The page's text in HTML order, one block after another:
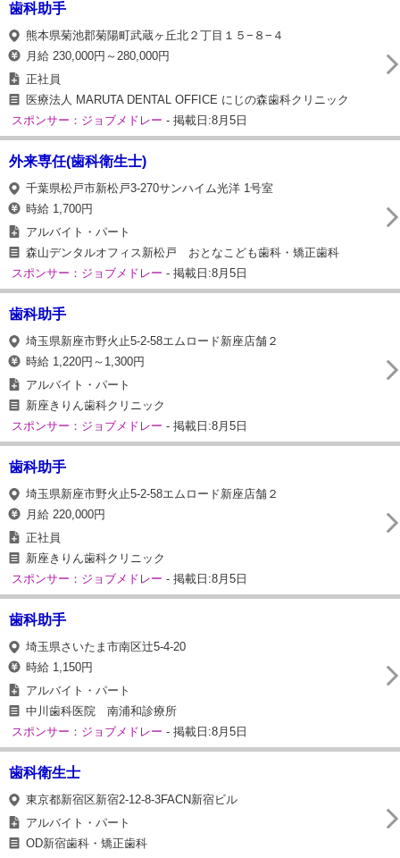
歯科助手
熊本県菊池郡菊陽町武蔵ヶ丘北２丁目１５−８−４
月給 230,000円～280,000円
正社員
医療法人 MARUTA DENTAL OFFICE にじの森歯科クリニック
スポンサー：ジョブメドレー - 掲載日:8月5日
外来専任(歯科衛生士)
千葉県松戸市新松戸3-270サンハイム光洋 1号室
時給 1,700円
アルバイト・パート
森山デンタルオフィス新松戸 おとなこども歯科・矯正歯科
スポンサー：ジョブメドレー - 掲載日:8月5日
歯科助手
埼玉県新座市野火止5-2-58エムロード新座店舗２
時給 1,220円～1,300円
アルバイト・パート
新座きりん歯科クリニック
スポンサー：ジョブメドレー - 掲載日:8月5日
歯科助手
埼玉県新座市野火止5-2-58エムロード新座店舗２
月給 220,000円
正社員
新座きりん歯科クリニック
スポンサー：ジョブメドレー - 掲載日:8月5日
歯科助手
埼玉県さいたま市南区辻5-4-20
時給 1,150円
アルバイト・パート
中川歯科医院 南浦和診療所
スポンサー：ジョブメドレー - 掲載日:8月5日
歯科衛生士
東京都新宿区新宿2-12-8-3FACN新宿ビル
アルバイト・パート
OD新宿歯科・矯正歯科